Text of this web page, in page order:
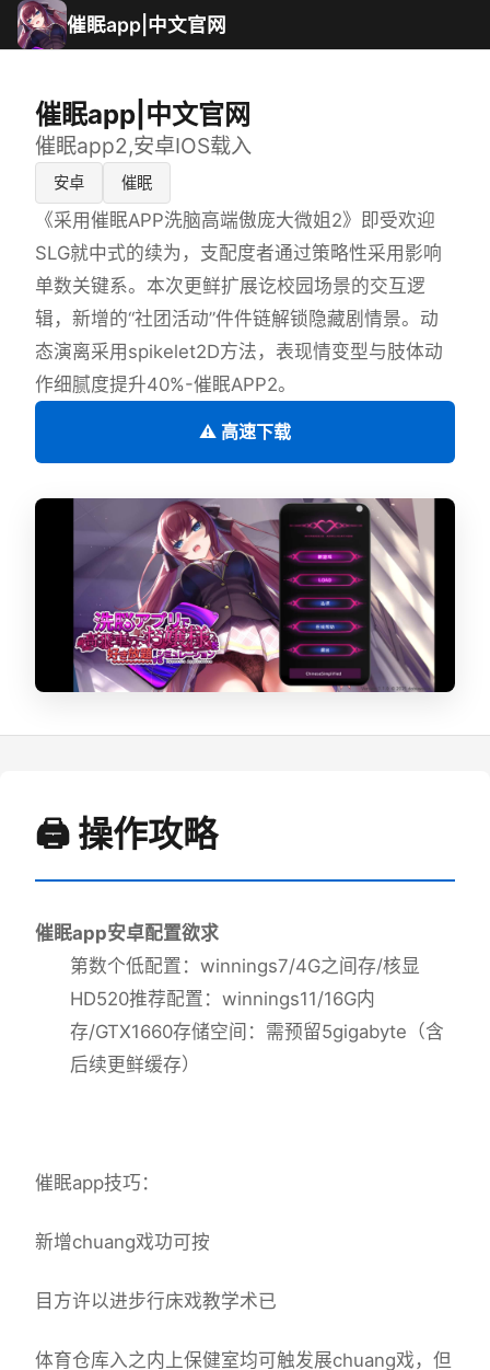
催眠app|中文官网
催眠app|中文官网
催眠app2,安卓IOS载入
安卓 催眠
《采用催眠APP洗脑高端傲庞大微姐2》即受欢迎
SLG就中式的续为，支配度者通过策略性采用影响
单数关键系。本次更鲜扩展讫校园场景的交互逻
辑，新增的“社团活动”件件链解锁隐藏剧情景。动
态演离采用spikelet2D方法，表现情变型与肢体动
作细腻度提升40%-催眠APP2。
⚠️ 高速下载
🖨️ 操作攻略
催眠app安卓配置欲求
​第数个低配置​ ​：winnings7/4G之间存/核显
HD520​推荐配置​ ​：winnings11/16G内
存/GTX1660​存储空间​ ​：需预留5gigabyte（含
后续更鲜缓存）
催眠app技巧：
新增chuang戏功可按
目方许以进步行床戏教学术已
体育仓库入之内上保健室均可触发展chuang戏，但